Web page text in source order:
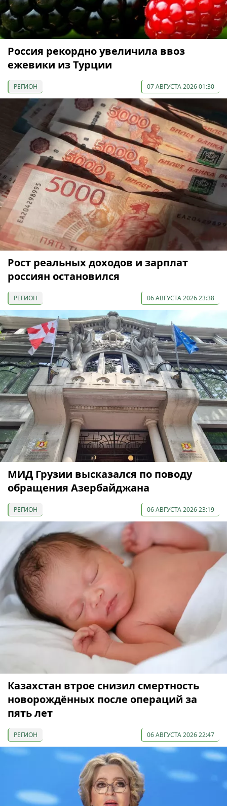
Россия рекордно увеличила ввоз
ежевики из Турции
РЕГИОН 07 АВГУСТА 2026 01:30
Рост реальных доходов и зарплат
россиян остановился
РЕГИОН 06 АВГУСТА 2026 23:38
МИД Грузии высказался по поводу
обращения Азербайджана
РЕГИОН 06 АВГУСТА 2026 23:19
Казахстан втрое снизил смертность
новорождённых после операций за
пять лет
РЕГИОН 06 АВГУСТА 2026 22:47